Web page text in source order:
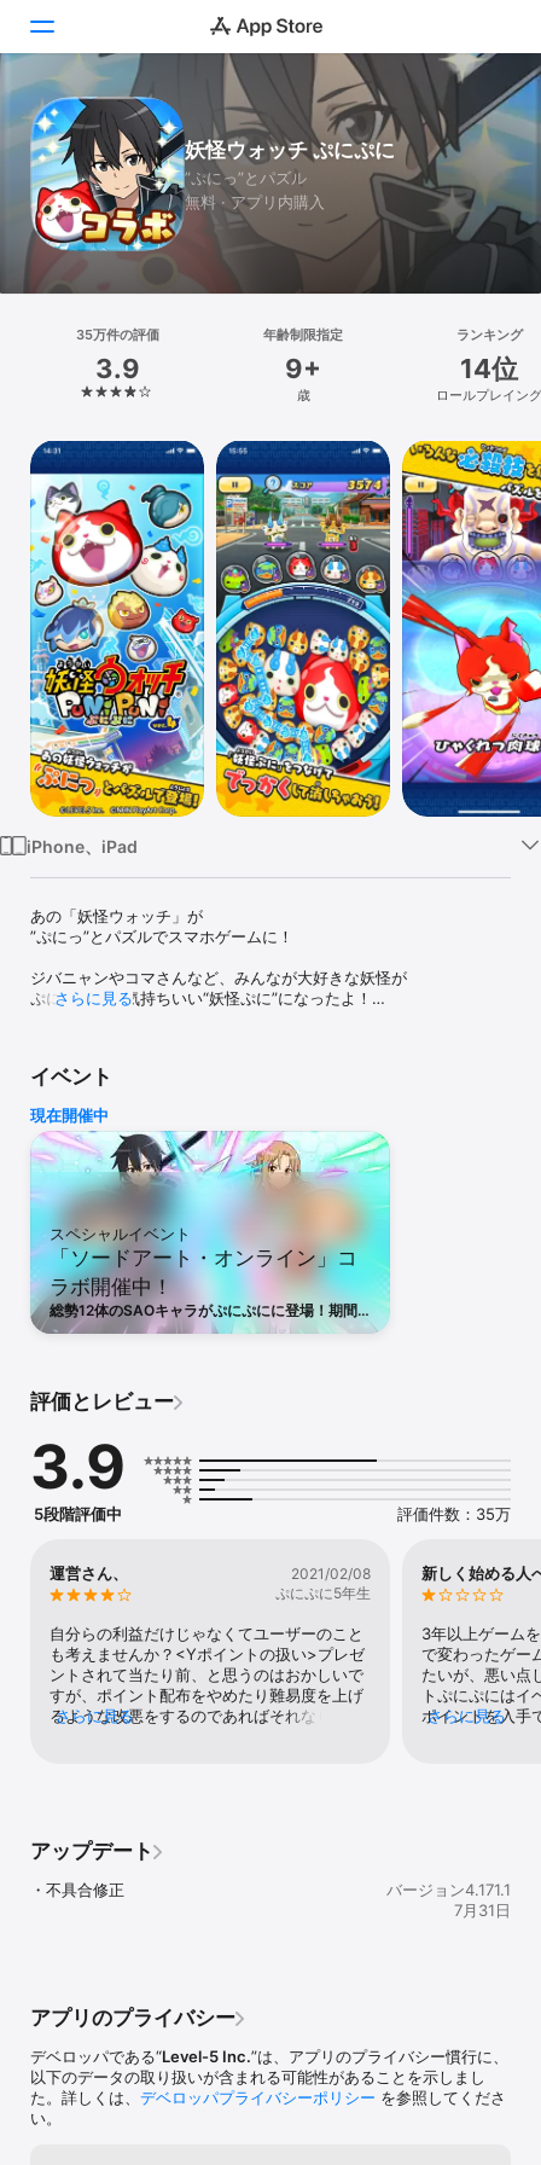
Today
ゲーム
アプリ
検索
プラットフォーム
iPhone
iPad
Mac
Vision
Watch
TV
妖怪ウォッチ ぷにぷに
”ぷにっ”とパズル
無料 · アプリ内購入
35万件の評価
3.9
年齢制限指定
9+
歳
ランキング
14位
ロールプレイング
iPhone、iPad
あの「妖怪ウォッチ」が
”ぷにっ”とパズルでスマホゲームに！
ジバニャンやコマさんなど、みんなが大好きな妖怪が
ぷにぷに感が気持ちいい“妖怪ぷに”になったよ！
各ステージに登場する敵妖怪をやっつけるとクリア！
攻撃は上から落ちてくる“妖怪ぷに”をタップして消すだけ。
つなげると“でかぷに”に変化！
フィーバーやコンボで大ダメージのチャンス！
妖怪はそれぞれ必殺技を持っているから
うまく使って敵を倒そう。
敵の妖怪を倒すとともだちになることがあるよ。
【推奨環境】
iPhone 6以降、iPod touch 第6世代
さらに見る
イベント
現在開催中
スペシャルイベント
「ソードアート・オンライン」コ
ラボ開催中！
総勢12体のSAOキャラがぷにぷにに登場！期間
中ログインで「ユイ」がもらえる！また、初め
も1回遊べるよ！
評価とレビュー
3.9
5段階評価中 評価件数：35万
運営さん、
2021/02/08
ぷにぷに5年生
自分らの利益だけじゃなくてユーザーのこと
も考えませんか？<Yポイントの扱い>プレゼ
ントされて当たり前、と思うのはおかしいで
すが、ポイント配布をやめたり難易度を上げ
るような改悪をするのであればそれなりの改
和感ありですよね。　↪︎ただもらえるように
すればいいってもんじゃないので、難易度に
合わせてゲームを長く楽しめるようにバラン
スを考えて欲しいです。アプリ経由で収集し
頭使っているので1端末3アカウントをフルで
使っている方も多いと思います。なのでキャ
ラをアカウント間でトレードできるようにで
きないですか？ただ、もちろんトラブルを回
避する必要があるため、同一端末内（3アカ
ウント内）限定にするでもいいかもです。と
にかく課金させようという姿勢が見え見え
さらに見る
新しく始める人
3年以上ゲーム
で変わったゲー
たいが、悪い点
トぷにぷにはイ
ポイントを入手
酷い。1  で紹介
にはYポイント
ャの内容は悲
んランクが高
SとAはもちろ
本的にSSSから
ラだけではない
さらに見る
アップデート
・不具合修正
バージョン4.171.1
7月31日
アプリのプライバシー
デベロッパである“Level-5 Inc.”は、アプリのプライバシー慣行に、
以下のデータの取り扱いが含まれる可能性があることを示しまし
た。詳しくは、 デベロッパプライバシーポリシー を参照してくださ
い。